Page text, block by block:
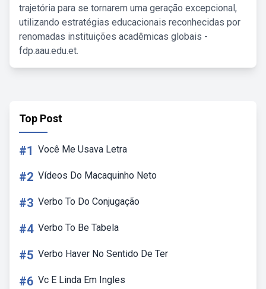
trajetória para se tornarem uma geração excepcional,
utilizando estratégias educacionais reconhecidas por
renomadas instituições acadêmicas globais -
fdp.aau.edu.et.
Top Post
#1 Você Me Usava Letra
#2 Vídeos Do Macaquinho Neto
#3 Verbo To Do Conjugação
#4 Verbo To Be Tabela
#5 Verbo Haver No Sentido De Ter
#6 Vc E Linda Em Ingles